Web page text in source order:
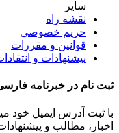
سایر
نقشه راه
حریم خصوصی
قوانین و مقررات
پیشنهادات و
ثبت نام در خبرنامه فارسی
با ثبت آدرس ایمیل خود
اخبار، مطالب و پیشنهادات